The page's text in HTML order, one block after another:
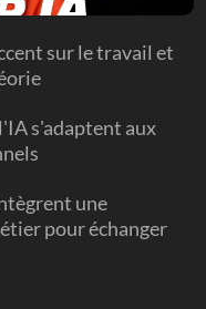
sur le travail et
s'adaptent aux
une
pour échanger